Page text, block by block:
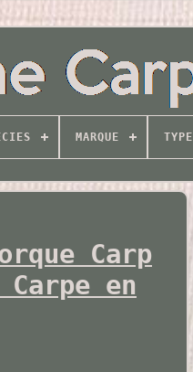
MARQUE TYPE
Carp
en